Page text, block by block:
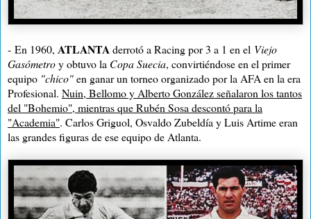
- En 1960, ATLANTAderrotó a Racing por 3 a 1 en el Viejo
Gasómetroy obtuvo la Copa Suecia, convirtiéndose en el primer
equipo "chico"en ganar un torneo organizado por la AFA en la era
Profesional. Nuin, Bellomo y Alberto González señalaron los tantos
del "Bohemio", mientras que Rubén Sosa descontó para la
"Academia". Carlos Griguol, Osvaldo Zubeldía y Luis Artime eran
las grandes figuras de ese equipo de Atlanta.